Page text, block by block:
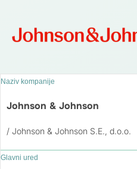
Naziv kompanije
Johnson & Johnson
/ Johnson & Johnson S.E., d.o.o.
Glavni ured